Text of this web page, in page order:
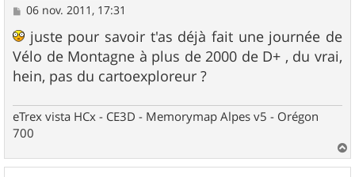
M
s
s
a
g
e
06 nov. 2011, 17:31
juste pour savoir t'as déjà fait une journée de
Vélo de Montagne à plus de 2000 de D+ , du vrai,
hein, pas du cartoexploreur ?
eTrex vista HCx - CE3D - Memorymap Alpes v5 - Orégon
700
a